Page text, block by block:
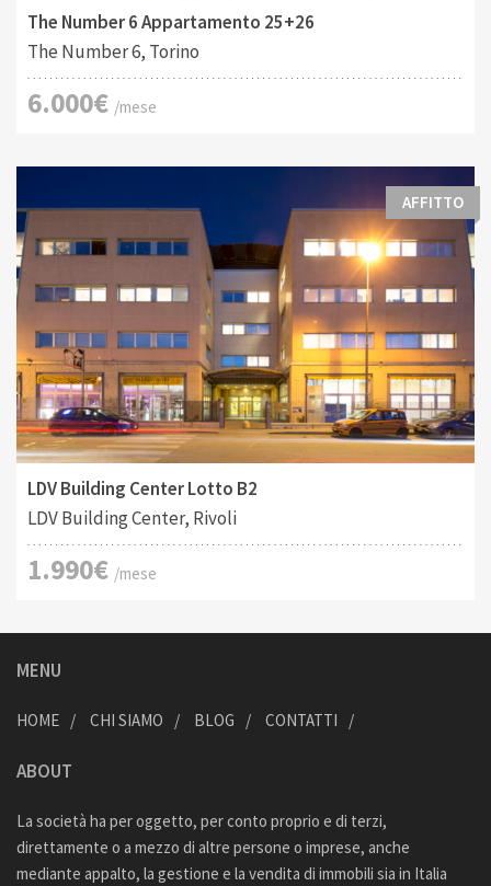
The Number 6 Appartamento 25+26
The Number 6, Torino
6.000€ /mese
Tipo di contratto:
Affitto
Costruito:
195 M2
AFFITTO
LDV Building Center Lotto B2
LDV Building Center, Rivoli
1.990€ /mese
MENU
HOME CHI SIAMO BLOG CONTATTI
ABOUT
La società ha per oggetto, per conto proprio e di terzi,
direttamente o a mezzo di altre persone o imprese, anche
mediante appalto, la gestione e la vendita di immobili sia in Italia